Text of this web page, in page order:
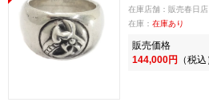
在庫店舗：販売春日店
在庫： 在庫あり
販売価格
144,000円 （税込